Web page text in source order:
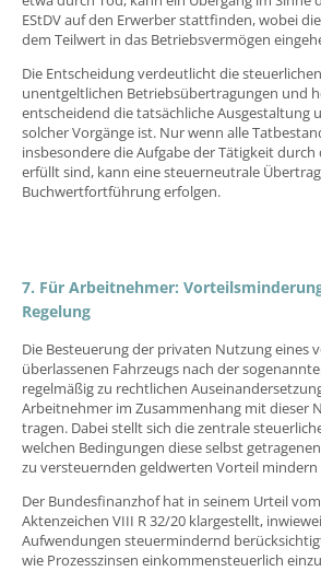
EStDV auf den Erwerber stattfinden, wobei
dem Teilwert in das Betriebsvermögen
Die Entscheidung verdeutlicht die
unentgeltlichen Betriebsübertragungen und
entscheidend die tatsächliche Ausgestaltung
solcher Vorgänge ist. Nur wenn alle
insbesondere die Aufgabe der Tätigkeit
erfüllt sind, kann eine steuerneutrale
Buchwertfortführung erfolgen.
7. Für Arbeitnehmer:
Regelung
Die Besteuerung der privaten Nutzung eines
überlassenen Fahrzeugs nach der
regelmäßig zu rechtlichen
Arbeitnehmer im Zusammenhang mit dieser
tragen. Dabei stellt sich die zentrale
welchen Bedingungen diese selbst
zu versteuernden geldwerten Vorteil
Der Bundesfinanzhof hat in seinem Urteil
Aktenzeichen VIII R 32/20 klargestellt,
Aufwendungen steuermindernd
wie Prozesszinsen einkommensteuerlich